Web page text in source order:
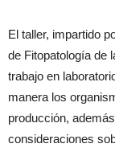
El taller, impartido
de Fitopatología de
trabajo en
manera los
producción,
consideraciones